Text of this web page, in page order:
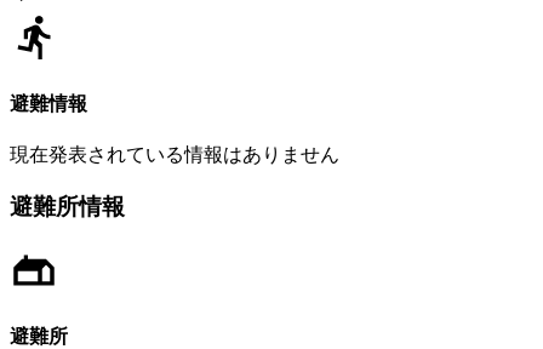
避難情報
現在発表されている情報はありません
避難所情報
避難所